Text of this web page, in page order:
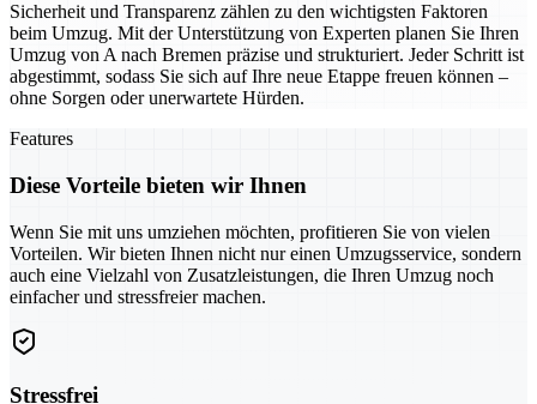
Sicherheit und Transparenz zählen zu den wichtigsten Faktoren
beim Umzug. Mit der Unterstützung von Experten planen Sie Ihren
Umzug von A nach Bremen präzise und strukturiert. Jeder Schritt ist
abgestimmt, sodass Sie sich auf Ihre neue Etappe freuen können –
ohne Sorgen oder unerwartete Hürden.
Features
Diese Vorteile bieten wir Ihnen
Wenn Sie mit uns umziehen möchten, profitieren Sie von vielen
Vorteilen. Wir bieten Ihnen nicht nur einen Umzugsservice, sondern
auch eine Vielzahl von Zusatzleistungen, die Ihren Umzug noch
einfacher und stressfreier machen.
Stressfrei